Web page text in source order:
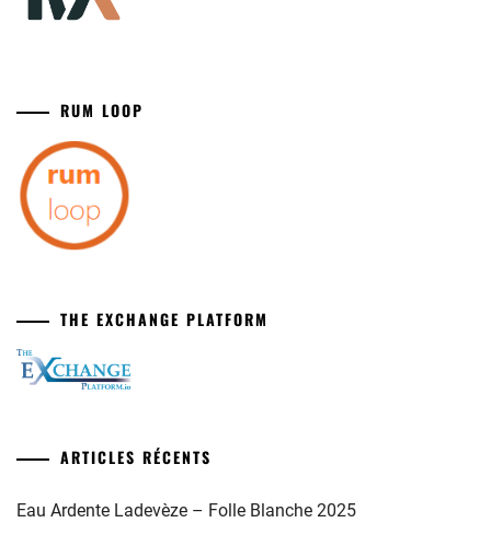
RUM LOOP
THE EXCHANGE PLATFORM
ARTICLES RÉCENTS
Eau Ardente Ladevèze – Folle Blanche 2025